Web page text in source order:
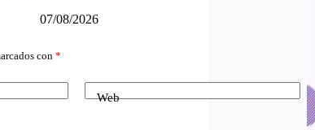
07/08/2026
con *
Web